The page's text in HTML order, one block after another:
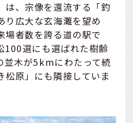
は、宗像を還流する「釣
り広大な玄海灘を望め
場者数を誇る道の駅で
100選にも選ばれた樹齢
並木が5kmにわたって続
松原」にも隣接していま